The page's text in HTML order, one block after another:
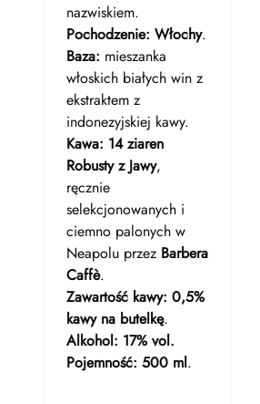
nazwiskiem.
Pochodzenie: Włochy.
Baza: mieszanka
włoskich białych win z
ekstraktem z
indonezyjskiej kawy.
Kawa: 14 ziaren
Robusty z Jawy,
ręcznie
selekcjonowanych i
ciemno palonych w
Neapolu przez Barbera
Caffè.
Zawartość kawy: 0,5%
kawy na butelkę.
Alkohol: 17% vol.
Pojemność: 500 ml.